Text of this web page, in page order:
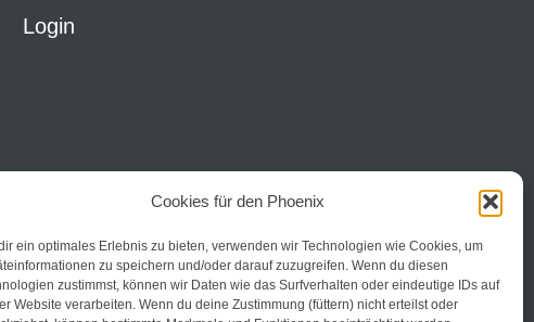
Cookies für den Phoenix
ein optimales Erlebnis zu bieten, verwenden wir Technologien wie Cookies, um
zu speichern und/oder darauf zuzugreifen. Wenn du diesen
zustimmst, können wir Daten wie das Surfverhalten oder eindeutige IDs auf
Website verarbeiten. Wenn du deine Zustimmung (füttern) nicht erteilst oder
Login